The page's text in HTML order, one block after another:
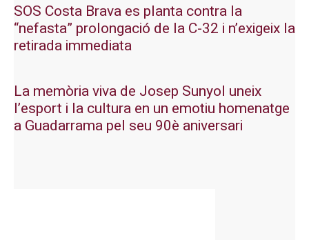
SOS Costa Brava es planta contra la
“nefasta” prolongació de la C-32 i n’exigeix la
retirada immediata
La memòria viva de Josep Sunyol uneix
l’esport i la cultura en un emotiu homenatge
a Guadarrama pel seu 90è aniversari